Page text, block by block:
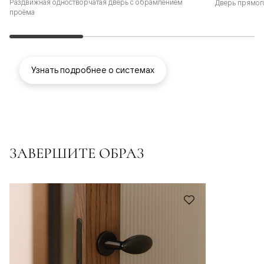
Раздвижная одностворчатая дверь с обрамлением
проёма
Дверь
Узнать подробнее о системах
ЗАВЕРШИТЕ ОБРАЗ